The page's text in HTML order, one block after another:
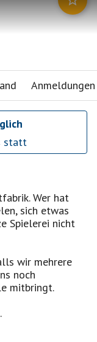
Anmeldungen
statt
Wer hat
sich etwas
Spielerei nicht
wir mehrere
noch
mitbringt.